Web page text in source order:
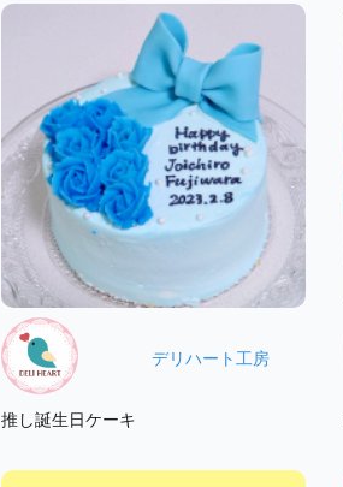
デリハート工房
推し誕生日ケーキ